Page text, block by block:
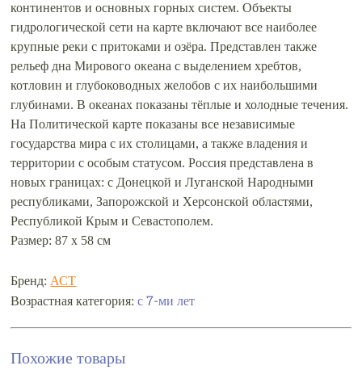
континентов и основных горных систем. Объекты
гидрологической сети на карте включают все наиболее
крупные реки с притоками и озёра. Представлен также
рельеф дна Мирового океана с выделением хребтов,
котловин и глубоководных желобов с их наибольшими
глубинами. В океанах показаны тёплые и холодные течения.
На Политической карте показаны все независимые
государства мира с их столицами, а также владения и
территории с особым статусом. Россия представлена в
новых границах: с Донецкой и Луганской Народными
республиками, Запорожской и Херсонской областями,
Республикой Крым и Севастополем.
Размер: 87 х 58 см
Бренд: АСТ
Возрастная категория:с 7-ми лет
Похожие товары